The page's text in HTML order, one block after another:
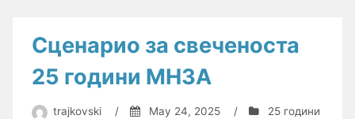
Сценарио за свеченоста
25 години МНЗА
trajkovski / May 24, 2025 /
25 години